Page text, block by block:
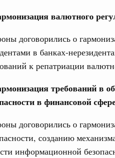
валютного
договорились о
в банках-
к репатриации
требований в
в финансовой
договорились о
созданию
информационной
образование
Установлен
колледжей и
Оверчука по
экономический союз.